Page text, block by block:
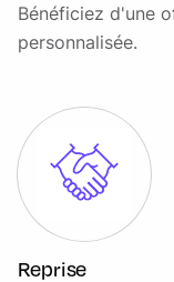
Bénéficiez d'une
personnalisée.
Reprise